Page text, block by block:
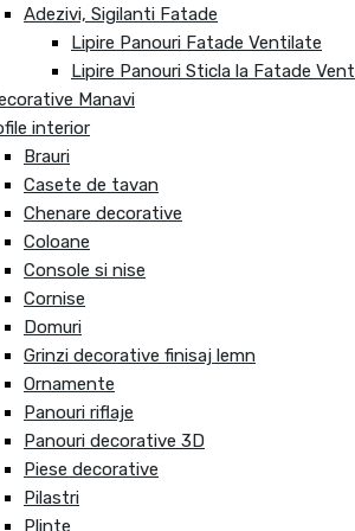
Adezivi, Sigilanti Fatade
Lipire Panouri Fatade Ventilate
Lipire Panouri Sticla la Fatade
Manavi
interior
Brauri
Casete de tavan
Chenare decorative
Coloane
Console si nise
Cornise
Domuri
Grinzi decorative finisaj lemn
Ornamente
Panouri riflaje
Panouri decorative 3D
Piese decorative
Pilastri
Plinte